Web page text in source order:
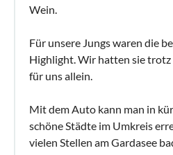
Wein.
Für unsere Jungs waren die
Highlight. Wir hatten sie
für uns allein.
Mit dem Auto kann man in
schöne Städte im Umkreis
vielen Stellen am Gardasee